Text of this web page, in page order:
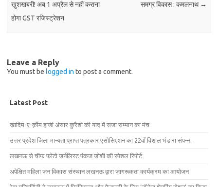
खुशखबरी! अब 1 अप्रैल से नहीं कराना
होगा GST रजिस्ट्रेशन
समग्र विकास : कमलनाथ →
Leave a Reply
You must be logged in to post a comment.
Latest Post
ख़ादिम-ए-क़ौम हाजी अंसार कुरैशी की याद में सजा सम्मान का मंच
उत्तर प्रदेश जिला मान्यता प्राप्त पत्रकार एसोसिएशन का 22वाँ विशाल भंडारा संपन्न.
लखनऊ से चीफ फोटो जर्नलिस्ट पंकज जोशी की स्पेशल रिपोर्ट
अपेक्षित महिला जन विकास संस्थान लखनऊ द्वारा जागरूकता कार्यक्रम का आयोजन